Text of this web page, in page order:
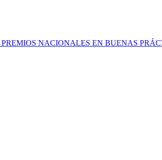
NACIONALES EN BUENAS